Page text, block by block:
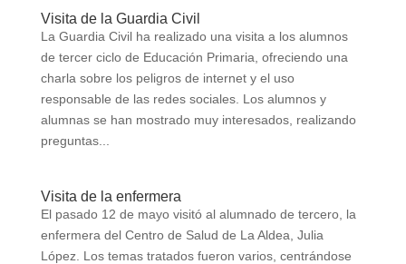
Visita de la Guardia Civil
La Guardia Civil ha realizado una visita a los alumnos
de tercer ciclo de Educación Primaria, ofreciendo una
charla sobre los peligros de internet y el uso
responsable de las redes sociales. Los alumnos y
alumnas se han mostrado muy interesados, realizando
preguntas...
Visita de la enfermera
El pasado 12 de mayo visitó al alumnado de tercero, la
enfermera del Centro de Salud de La Aldea, Julia
López. Los temas tratados fueron varios, centrándose